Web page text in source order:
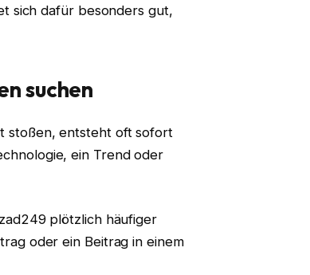
sich dafür besonders gut,
suchen
stoßen, entsteht oft sofort
ein Trend oder
plötzlich häufiger
oder ein Beitrag in einem